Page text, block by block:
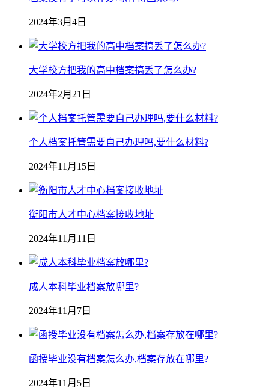
2024年3月4日
大学校方把我的高中档案搞丢了怎么办?
2024年2月21日
个人档案托管需要自己办理吗,要什么材料?
2024年11月15日
衡阳市人才中心档案接收地址
2024年11月11日
成人本科毕业档案放哪里?
2024年11月7日
函授毕业没有档案怎么办,档案存放在哪里?
2024年11月5日